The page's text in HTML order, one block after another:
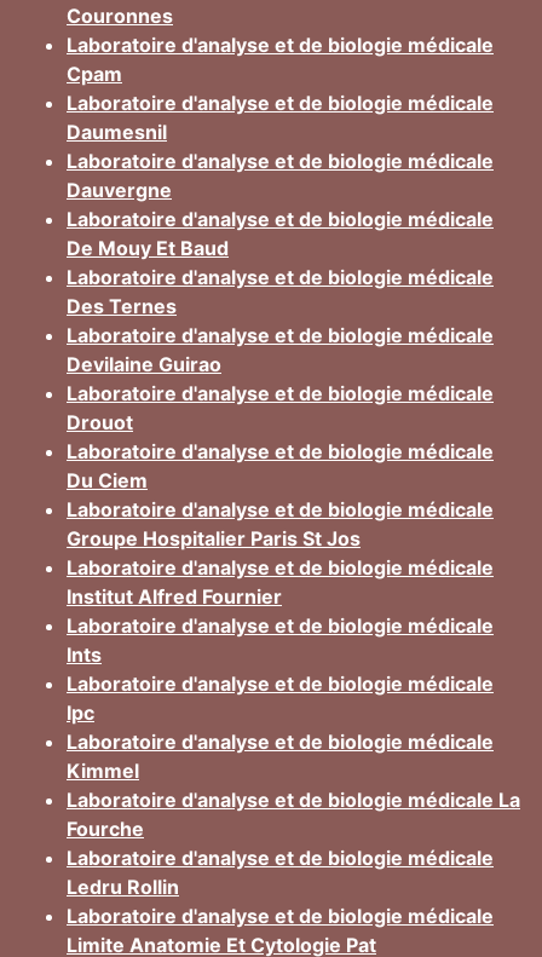
Couronnes
Laboratoire d'analyse et de biologie médicale
Cpam
Laboratoire d'analyse et de biologie médicale
Daumesnil
Laboratoire d'analyse et de biologie médicale
Dauvergne
Laboratoire d'analyse et de biologie médicale
De Mouy Et Baud
Laboratoire d'analyse et de biologie médicale
Des Ternes
Laboratoire d'analyse et de biologie médicale
Devilaine Guirao
Laboratoire d'analyse et de biologie médicale
Drouot
Laboratoire d'analyse et de biologie médicale
Du Ciem
Laboratoire d'analyse et de biologie médicale
Groupe Hospitalier Paris St Jos
Laboratoire d'analyse et de biologie médicale
Institut Alfred Fournier
Laboratoire d'analyse et de biologie médicale
Ints
Laboratoire d'analyse et de biologie médicale
Ipc
Laboratoire d'analyse et de biologie médicale
Kimmel
Laboratoire d'analyse et de biologie médicale La
Fourche
Laboratoire d'analyse et de biologie médicale
Ledru Rollin
Laboratoire d'analyse et de biologie médicale
Limite Anatomie Et Cytologie Pat